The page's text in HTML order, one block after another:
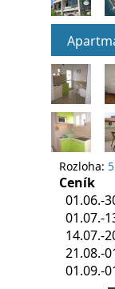
Rozloha:
Ceník
01.06.-
01.07.-
14.07.-
21.08.-
01.09.-